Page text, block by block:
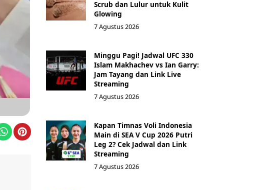
Scrub dan Lulur untuk Kulit
Glowing
7 Agustus 2026
Minggu Pagi! Jadwal UFC 330
Islam Makhachev vs Ian Garry:
Jam Tayang dan Link Live
Streaming
7 Agustus 2026
Kapan Timnas Voli Indonesia
Main di SEA V Cup 2026 Putri
Leg 2? Cek Jadwal dan Link
Streaming
7 Agustus 2026